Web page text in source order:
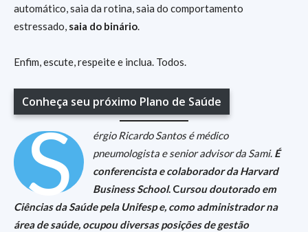
automático, saia da rotina, saia do comportamento
estressado, saia do binário.
Enfim, escute, respeite e inclua. Todos.
Conheça seu próximo Plano de Saúde
S
érgio Ricardo Santos é médico
pneumologista esenior advisor da Sami. É
conferencista e colaborador da Harvard
Business School. Cursou doutorado em
Ciências da Saúde pela Unifesp e, como administrador na
área de saúde, ocupou diversas posições de gestão